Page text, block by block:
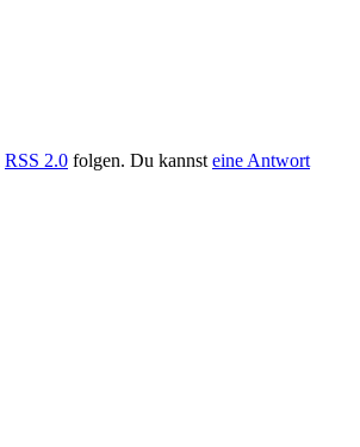
RSS 2.0 folgen. Du kannst eine Antwort